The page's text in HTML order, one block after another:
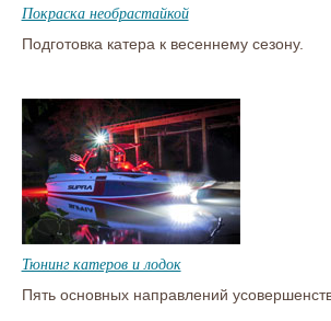
Покраска необрастайкой
Подготовка катера к весеннему сезону.
Тюнинг катеров и лодок
Пять основных направлений